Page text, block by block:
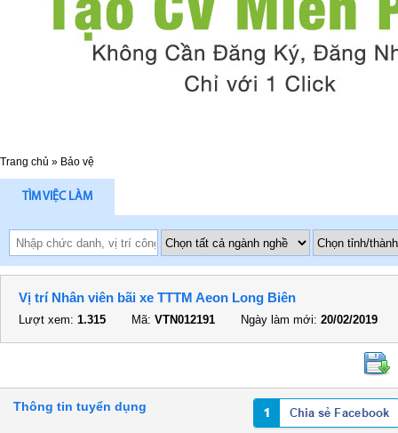
Trang chủ » Bảo vệ
TÌM VIỆC LÀM
Vị trí Nhân viên bãi xe TTTM Aeon Long Biên
Lượt xem: 1.315 Mã: VTN012191 Ngày làm mới: 20/02/2019
Thông tin tuyển dụng